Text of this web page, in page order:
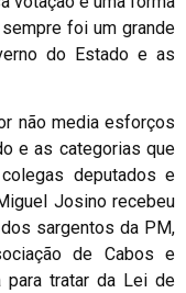
foi um grande
do Estado e as
não media esforços
e as categorias que
deputados e
Josino recebeu
sargentos da PM,
de Cabos e
para tratar da Lei de